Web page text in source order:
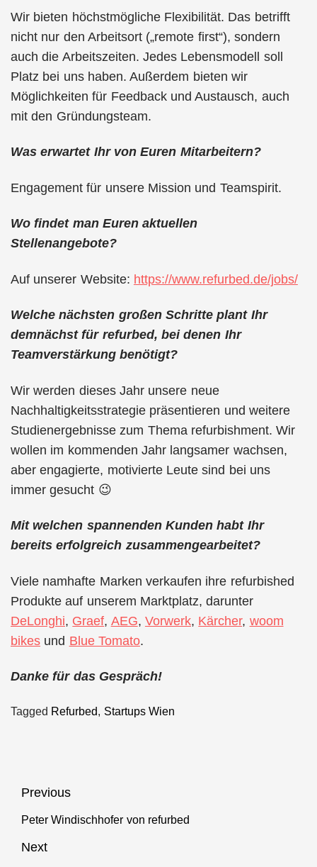
Wir bieten höchstmögliche Flexibilität. Das betrifft
nicht nur den Arbeitsort („remote first“), sondern
auch die Arbeitszeiten. Jedes Lebensmodell soll
Platz bei uns haben. Außerdem bieten wir
Möglichkeiten für Feedback und Austausch, auch
mit den Gründungsteam.
Was erwartet Ihr von Euren Mitarbeitern?
Engagement für unsere Mission und Teamspirit.
Wo findet man Euren aktuellen
Stellenangebote?
Auf unserer Website: https://www.refurbed.de/jobs/
Welche nächsten großen Schritte plant Ihr
demnächst für refurbed, bei denen Ihr
Teamverstärkung benötigt?
Wir werden dieses Jahr unsere neue
Nachhaltigkeitsstrategie präsentieren und weitere
Studienergebnisse zum Thema refurbishment. Wir
wollen im kommenden Jahr langsamer wachsen,
aber engagierte, motivierte Leute sind bei uns
immer gesucht 😉
Mit welchen spannenden Kunden habt Ihr
bereits erfolgreich zusammengearbeitet?
Viele namhafte Marken verkaufen ihre refurbished
Produkte auf unserem Marktplatz, darunter
DeLonghi, Graef, AEG, Vorwerk, Kärcher, woom
bikes und Blue Tomato.
Danke für das Gespräch!
Tagged Refurbed, Startups Wien
Beitragsnavigation
Previous
Previous
Peter Windischhofer von refurbed
Next